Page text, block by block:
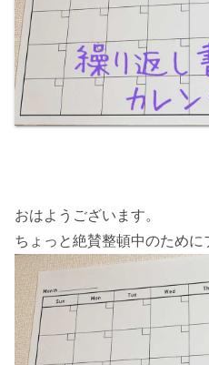
おはようございます。
ちょっと絶賛整頓中のために